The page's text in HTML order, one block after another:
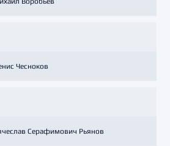
Чесноков
Серафимович Рьянов